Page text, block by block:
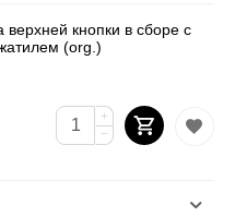
кнопки в сборе с
(org.)
+
−